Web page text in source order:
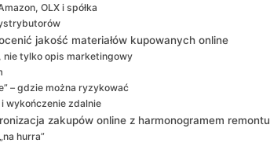
OLX i spółka
jakość materiałów kupowanych online
tylko opis marketingowy
– gdzie można ryzykować
wykończenie zdalnie
zakupów online z harmonogramem remontu
hurra”